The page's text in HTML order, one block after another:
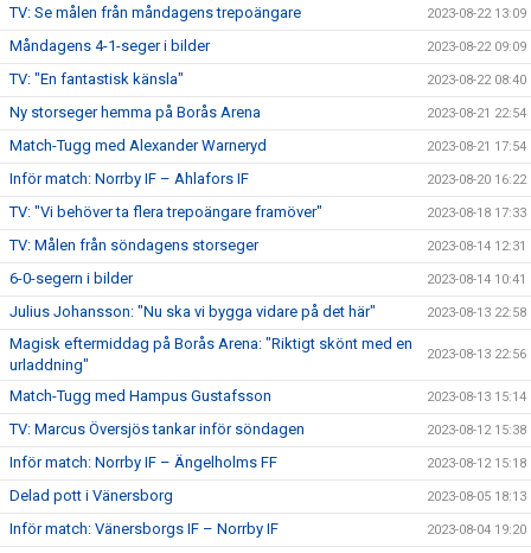
TV: Se målen från måndagens trepoängare 2023-08-22 13:09
Måndagens 4-1-seger i bilder 2023-08-22 09:09
TV: "En fantastisk känsla" 2023-08-22 08:40
Ny storseger hemma på Borås Arena 2023-08-21 22:54
Match-Tugg med Alexander Warneryd 2023-08-21 17:54
Inför match: Norrby IF – Ahlafors IF 2023-08-20 16:22
TV: "Vi behöver ta flera trepoängare framöver" 2023-08-18 17:33
TV: Målen från söndagens storseger 2023-08-14 12:31
6-0-segern i bilder 2023-08-14 10:41
Julius Johansson: "Nu ska vi bygga vidare på det här" 2023-08-13 22:58
Magisk eftermiddag på Borås Arena: "Riktigt skönt med en
urladdning"
2023-08-13 22:56
Match-Tugg med Hampus Gustafsson 2023-08-13 15:14
TV: Marcus Översjös tankar inför söndagen 2023-08-12 15:38
Inför match: Norrby IF – Ängelholms FF 2023-08-12 15:18
Delad pott i Vänersborg 2023-08-05 18:13
Inför match: Vänersborgs IF – Norrby IF 2023-08-04 19:20